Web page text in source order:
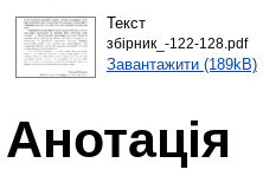
Текст
збірник_-122-128.pdf
Завантажити (189kB)|
Анотація